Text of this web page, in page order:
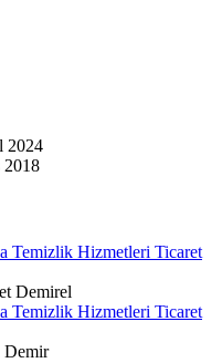
2024
2018
Temizlik Hizmetleri Ticaret
Demirel
Temizlik Hizmetleri Ticaret
Demir